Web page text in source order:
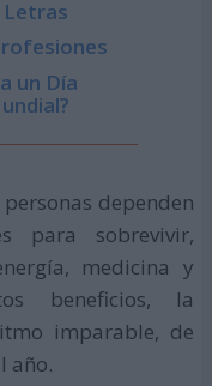
Letras
un Día
dependen
para sobrevivir,
medicina y
beneficios, la
imparable, de
año.